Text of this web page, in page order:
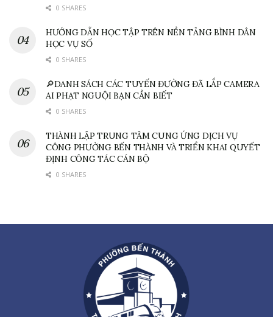
0 SHARES
HƯỚNG DẪN HỌC TẬP TRÊN NỀN TẢNG BÌNH DÂN
HỌC VỤ SỐ
0 SHARES
🔎DANH SÁCH CÁC TUYẾN ĐƯỜNG ĐÃ LẮP CAMERA
AI PHẠT NGUỘI BẠN CẦN BIẾT
0 SHARES
THÀNH LẬP TRUNG TÂM CUNG ỨNG DỊCH VỤ
CÔNG PHƯỜNG BẾN THÀNH VÀ TRIỂN KHAI QUYẾT
ĐỊNH CÔNG TÁC CÁN BỘ
0 SHARES